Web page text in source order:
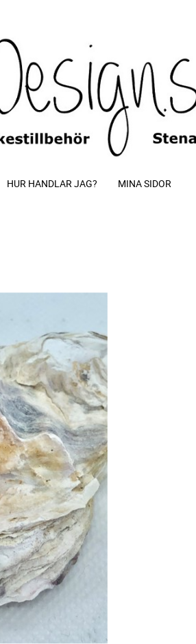
HUR HANDLAR JAG? MINA SIDOR